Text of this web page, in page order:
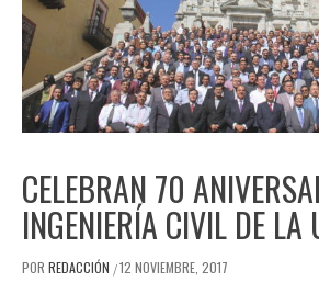
CELEBRAN 70
INGENIERÍA CIVIL DE LA
POR REDACCIÓN /12 NOVIEMBRE, 2017